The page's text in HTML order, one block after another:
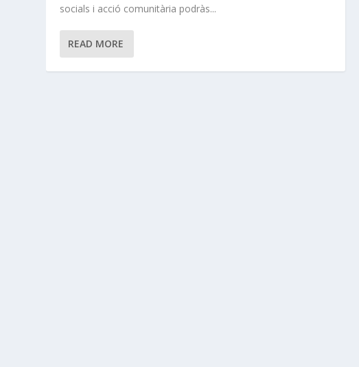
socials i acció comunitària podràs...
READ MORE